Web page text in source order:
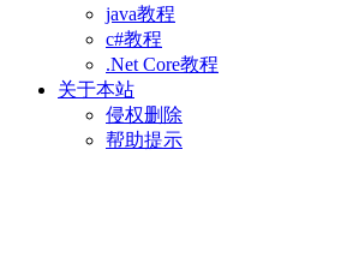
java教程
c#教程
.Net Core教程
关于本站
侵权删除
帮助提示